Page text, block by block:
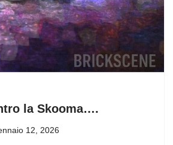
la Skooma….
12, 2026